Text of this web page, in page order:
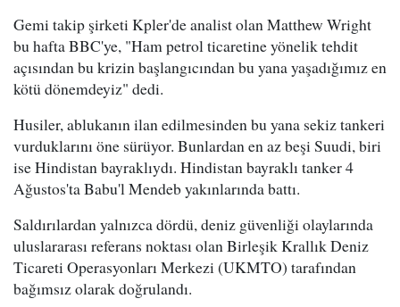
Gemi takip şirketi Kpler'de analist olan Matthew Wright
bu hafta BBC'ye, "Ham petrol ticaretine yönelik tehdit
açısından bu krizin başlangıcından bu yana yaşadığımız en
kötü dönemdeyiz" dedi.
Husiler, ablukanın ilan edilmesinden bu yana sekiz tankeri
vurduklarını öne sürüyor. Bunlardan en az beşi Suudi, biri
ise Hindistan bayraklıydı. Hindistan bayraklı tanker 4
Ağustos'ta Babu'l Mendeb yakınlarında battı.
Saldırılardan yalnızca dördü, deniz güvenliği olaylarında
uluslararası referans noktası olan Birleşik Krallık Deniz
Ticareti Operasyonları Merkezi (UKMTO) tarafından
bağımsız olarak doğrulandı.